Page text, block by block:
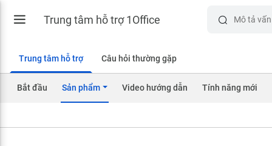
Trung tâm hỗ trợ 1Office
Trung tâm hỗ trợ Câu hỏi thường gặp
Bắt đầu Sản phẩm Video hướng dẫn Tính năng mới